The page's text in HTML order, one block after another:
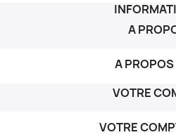
A
A PROPOS
VOTRE
VOTRE